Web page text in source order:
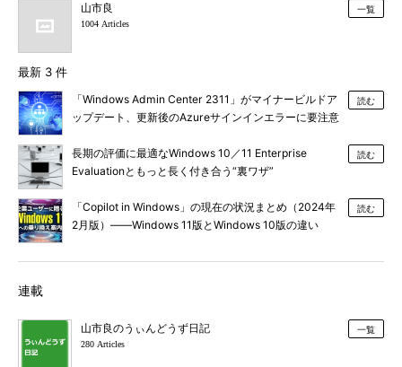
山市良
1004 Articles
一覧
最新 3 件
「Windows Admin Center 2311」がマイナービルドア
ップデート、更新後のAzureサインインエラーに要注意
読む
長期の評価に最適なWindows 10／11 Enterprise
Evaluationともっと長く付き合う“裏ワザ”
読む
「Copilot in Windows」の現在の状況まとめ（2024年
2月版）――Windows 11版とWindows 10版の違い
読む
連載
山市良のうぃんどうず日記
280 Articles
一覧